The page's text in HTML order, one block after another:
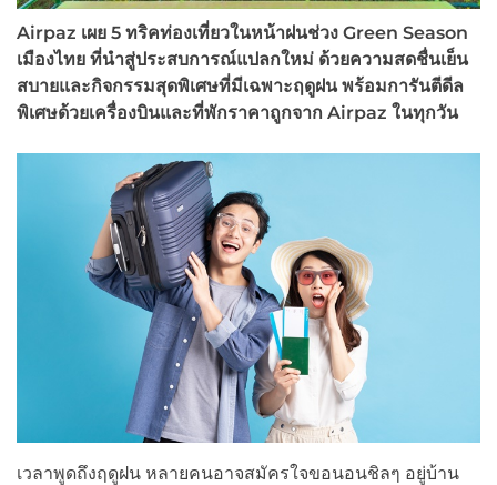
Airpaz เผย 5 ทริคท่องเที่ยวในหน้าฝนช่วง Green Season
เมืองไทย ที่นำสู่ประสบการณ์แปลกใหม่ ด้วยความสดชื่นเย็น
สบายและกิจกรรมสุดพิเศษที่มีเฉพาะฤดูฝน พร้อมการันตีดีล
พิเศษด้วยเครื่องบินและที่พักราคาถูกจาก Airpaz ในทุกวัน
เวลาพูดถึงฤดูฝน หลายคนอาจสมัครใจขอนอนชิลๆ อยู่บ้าน